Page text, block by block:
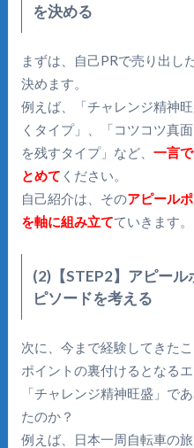
を決める
まずは、自己PRで売り出し
決めます。
例えば、「チャレンジ精神
くタイプ」、「コツコツ真
を残すタイプ」など、 一言
とめて ください。
自己紹介は、そのアピール
を軸に組み立てていきます。
(2)【STEP2】アピー
ピソードを考える
次に、今まで経験してきた
ポイントの裏付けるとなる
「チャレンジ精神旺盛」で
たのか？
例えば、日本一周自転車の旅